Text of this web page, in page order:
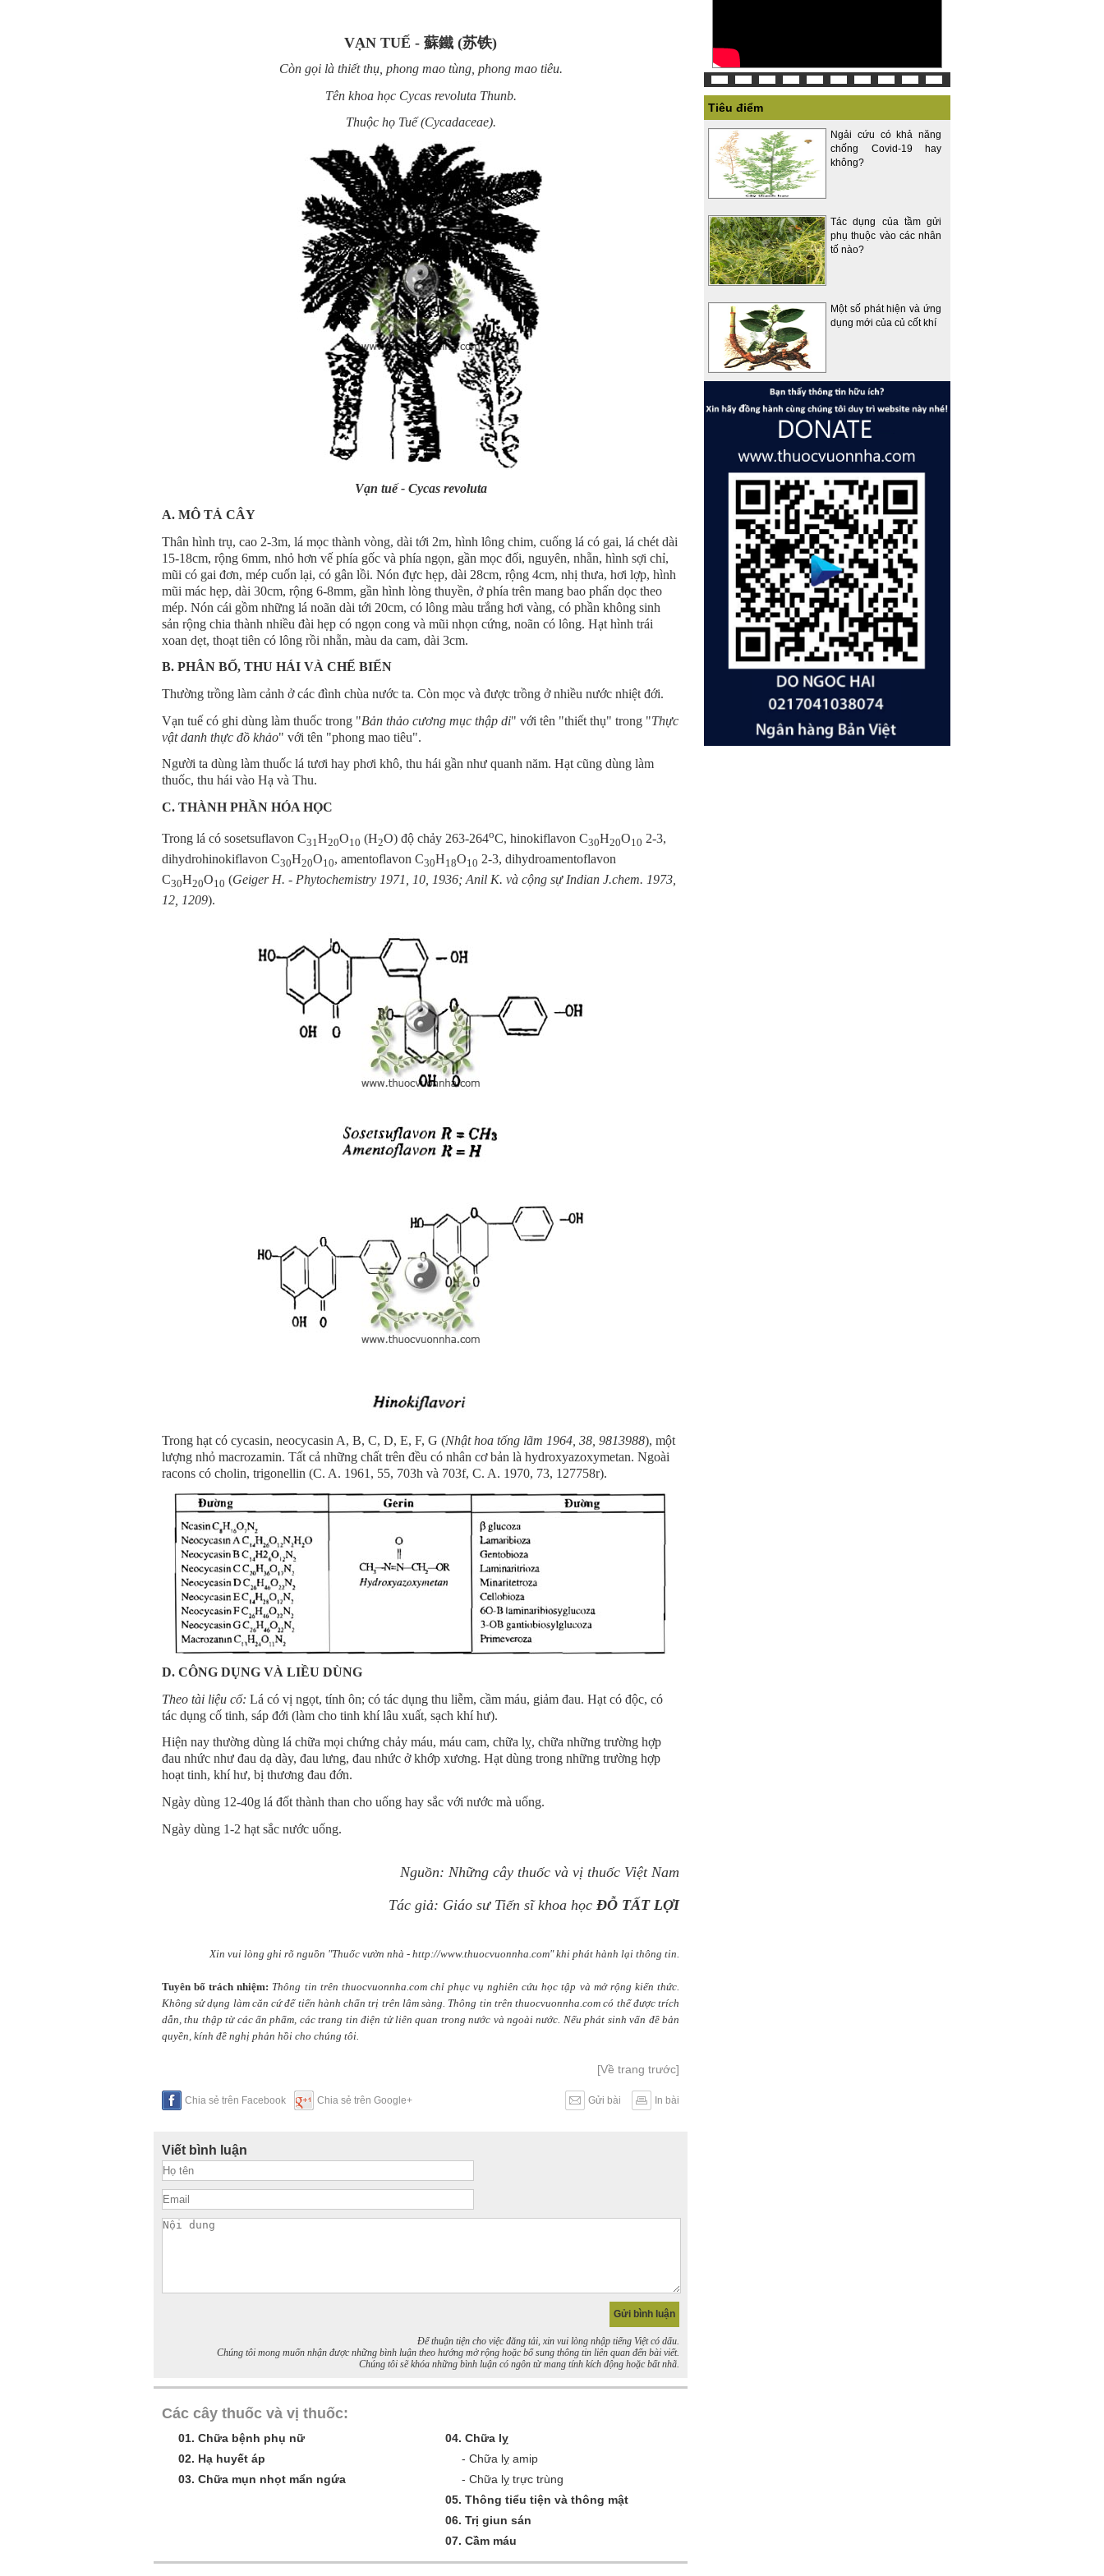
VẠN TUẾ - 蘇鐵 (苏铁)
Còn gọi là thiết thụ, phong mao tùng, phong mao tiêu.
Tên khoa học Cycas revoluta Thunb.
Thuộc họ Tuế (Cycadaceae).
Vạn tuế - Cycas revoluta
A. MÔ TẢ CÂY
Thân hình trụ, cao 2-3m, lá mọc thành vòng, dài tới 2m, hình lông chim, cuống lá có gai, lá chét dài
15-18cm, rộng 6mm, nhỏ hơn vế phía gốc và phía ngọn, gần mọc đối, nguyên, nhẵn, hình sợi chỉ,
mũi có gai đơn, mép cuốn lại, có gân lồi. Nón đực hẹp, dài 28cm, rộng 4cm, nhị thưa, hơi lợp, hình
mũi mác hẹp, dài 30cm, rộng 6-8mm, gần hình lòng thuyền, ở phía trên mang bao phấn dọc theo
mép. Nón cái gồm những lá noãn dài tới 20cm, có lông màu trắng hơi vàng, có phần không sinh
sản rộng chia thành nhiều đài hẹp có ngọn cong và mũi nhọn cứng, noãn có lông. Hạt hình trái
xoan dẹt, thoạt tiên có lông rồi nhẵn, màu da cam, dài 3cm.
B. PHÂN BỐ, THU HÁI VÀ CHẾ BIẾN
Thường trồng làm cảnh ở các đình chùa nước ta. Còn mọc và được trồng ở nhiều nước nhiệt đới.
Vạn tuế có ghi dùng làm thuốc trong "Bản thảo cương mục thập di" với tên "thiết thụ" trong "Thực
vật danh thực đồ khảo" với tên "phong mao tiêu".
Người ta dùng làm thuốc lá tươi hay phơi khô, thu hái gần như quanh năm. Hạt cũng dùng làm
thuốc, thu hái vào Hạ và Thu.
C. THÀNH PHẦN HÓA HỌC
Trong lá có sosetsuflavon C31 H20O10 (H2O) độ chảy 263-264oC, hinokiflavon C30H20O10 2-3,
dihydrohinokiflavon C30H20O10, amentoflavon C30H18O10 2-3, dihydroamentoflavon
C30H20O10 (Geiger H. - Phytochemistry 1971, 10, 1936; Anil K. và cộng sự Indian J.chem. 1973,
12, 1209).
Trong hạt có cycasin, neocycasin A, B, C, D, E, F, G (Nhật hoa tống lãm 1964, 38, 9813988), một
lượng nhỏ macrozamin. Tất cả những chất trên đều có nhân cơ bản là hydroxyazoxymetan. Ngoài
racons có cholin, trigonellin (C. A. 1961, 55, 703h và 703f, C. A. 1970, 73, 127758r).
D. CÔNG DỤNG VÀ LIỀU DÙNG
Theo tài liệu cổ: Lá có vị ngọt, tính ôn; có tác dụng thu liễm, cầm máu, giảm đau. Hạt có độc, có
tác dụng cố tinh, sáp đới (làm cho tinh khí lâu xuất, sạch khí hư).
Hiện nay thường dùng lá chữa mọi chứng chảy máu, máu cam, chữa lỵ, chữa những trường hợp
đau nhức như đau dạ dày, đau lưng, đau nhức ở khớp xương. Hạt dùng trong những trường hợp
hoạt tinh, khí hư, bị thương đau đớn.
Ngày dùng 12-40g lá đốt thành than cho uống hay sắc với nước mà uống.
Ngày dùng 1-2 hạt sắc nước uống.
Nguồn: Những cây thuốc và vị thuốc Việt Nam
Tác giả: Giáo sư Tiến sĩ khoa học ĐỖ TẤT LỢI
Xin vui lòng ghi rõ nguồn "Thuốc vườn nhà - http://www.thuocvuonnha.com" khi phát hành lại thông tin.
Tuyên bố trách nhiệm: Thông tin trên thuocvuonnha.com chỉ phục vụ nghiên cứu học tập và mở rộng kiến thức.
Không sử dụng làm căn cứ để tiến hành chẩn trị trên lâm sàng. Thông tin trên thuocvuonnha.com có thể được trích
dẫn, thu thập từ các ấn phẩm, các trang tin điện tử liên quan trong nước và ngoài nước. Nếu phát sinh vấn đề bản
quyền, kính đề nghị phản hồi cho chúng tôi.
[Về trang trước]
Chia sẻ trên Facebook Chia sẻ trên Google+ Gửi bài In bài
Viết bình luận
Để thuận tiện cho việc đăng tải, xin vui lòng nhập tiếng Việt có dấu.
Chúng tôi mong muốn nhận được những bình luận theo hướng mở rộng hoặc bổ sung thông tin liên quan đến bài viết.
Chúng tôi sẽ khóa những bình luận có ngôn từ mang tính kích động hoặc bất nhã.
Các cây thuốc và vị thuốc:
01. Chữa bệnh phụ nữ
02. Hạ huyết áp
03. Chữa mụn nhọt mẩn ngứa
04. Chữa lỵ
- Chữa lỵ amip
- Chữa lỵ trực trùng
05. Thông tiểu tiện và thông mật
06. Trị giun sán
07. Cầm máu
Tiêu điểm
Ngải cứu có khả năng
chống Covid-19 hay
không?
Tác dụng của tầm gửi
phụ thuộc vào các nhân
tố nào?
Một số phát hiện và ứng
dụng mới của củ cốt khí